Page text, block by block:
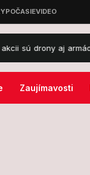
aj armádny vrtuľník
Zaujímavosti